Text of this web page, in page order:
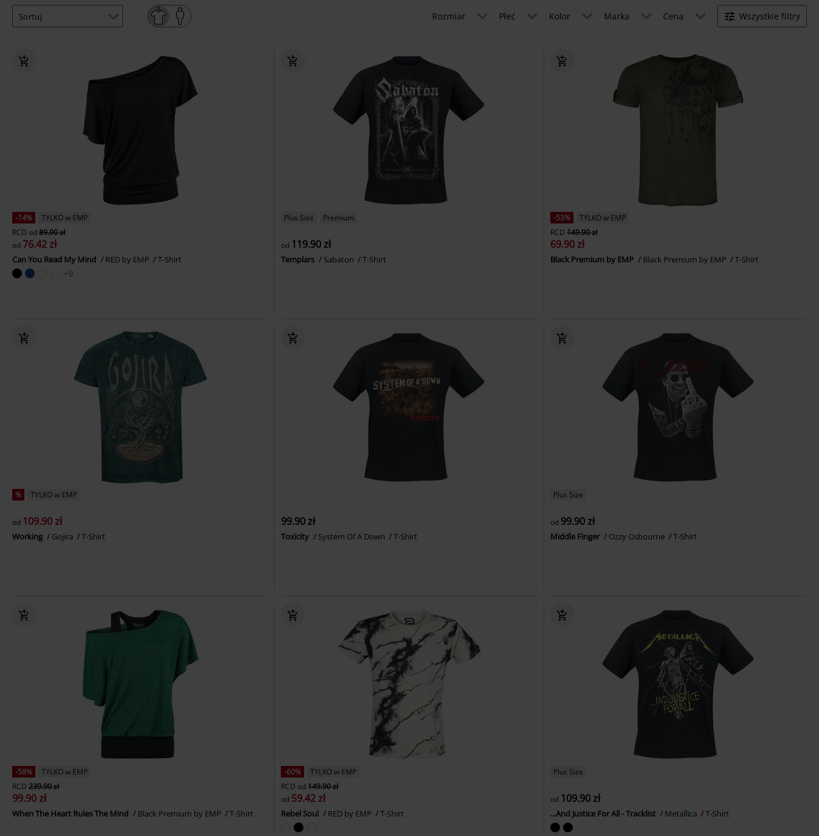
Rozmiar Płeć Kolor Marka Cena Wszystkie filtry
-14%
TYLKO w EMP
RCD od 89.90 zł
od 76.42 zł
Can You Read My Mind RED by EMP T-Shirt
+9
Plus Size Premium
od 119.90 zł
Templars Sabaton T-Shirt
-53%
TYLKO w EMP
RCD 149.90 zł
69.90 zł
Black Premium by EMP Black Premium by EMP T-Shirt
% TYLKO w EMP
od 109.90 zł
Working Gojira T-Shirt
99.90 zł
Toxicity System Of A Down T-Shirt
Plus Size
od 99.90 zł
Middle Finger Ozzy Osbourne T-Shirt
-58%
TYLKO w EMP
RCD 239.90 zł
99.90 zł
When The Heart Rules The Mind Black Premium by EMP T-Shirt
-60%
TYLKO w EMP
RCD od149.90 zł
od 59.42 zł
Rebel Soul RED by EMP T-Shirt
Plus Size
od 109.90 zł
...And Justice For All - Tracklist Metallica T-Shirt